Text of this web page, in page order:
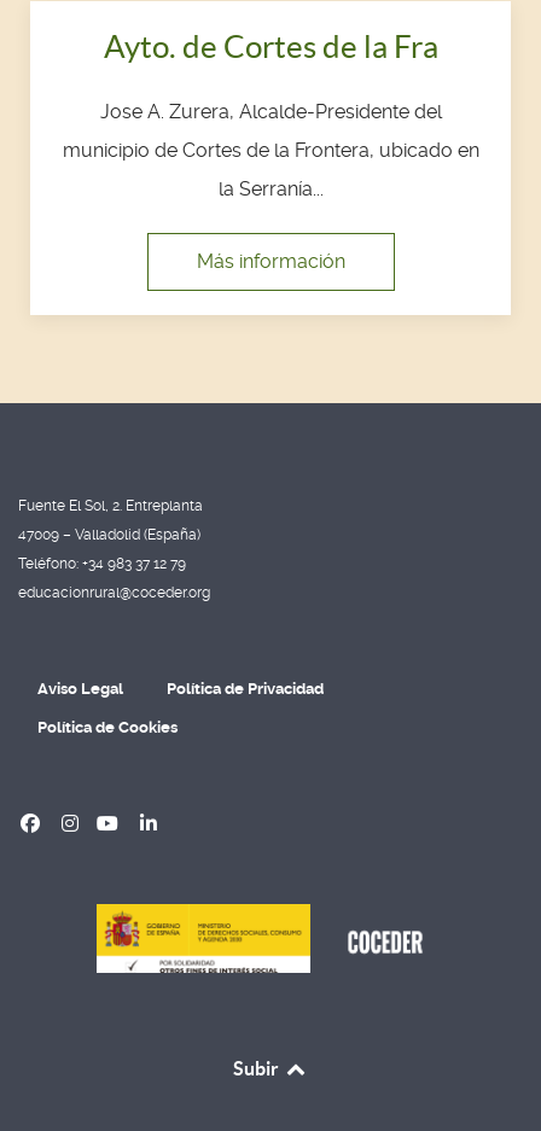
Ayto. de Cortes de la Fra
Jose A. Zurera, Alcalde-Presidente del
municipio de Cortes de la Frontera, ubicado en
la Serranía...
Más información
Fuente El Sol, 2. Entreplanta
47009 – Valladolid (España)
Teléfono: +34 983 37 12 79
educacionrural@coceder.org
Aviso Legal Política de Privacidad
Política de Cookies
Subir